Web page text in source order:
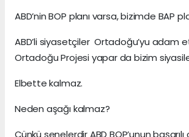
ABD’nin BOP planı varsa, bizimde BAP
ABD’li siyasetçiler Ortadoğu’yu adam
Ortadoğu Projesi yapar da bizim siyasiler
Elbette kalmaz.
Neden aşağı kalmaz?
Çünkü senelerdir ABD BOP’unun